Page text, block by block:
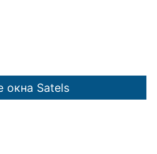
окна Satels